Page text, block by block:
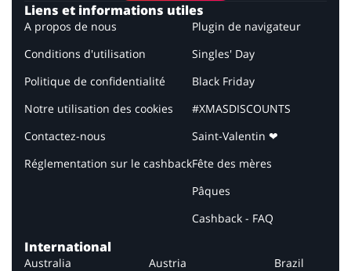
Liens et informations utiles
A propos de nous
Conditions d'utilisation
Politique de confidentialité
Notre utilisation des cookies
Contactez-nous
Réglementation sur le cashback
Plugin de navigateur
Singles' Day
Black Friday
#XMASDISCOUNTS
Saint-Valentin ❤
Fête des mères
Pâques
Cashback - FAQ
International
Australia Austria
Brazil